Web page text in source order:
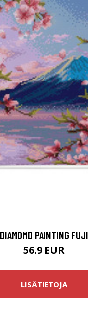
DIAMOMD PAINTING FUJI
56.9 EUR
LISÄTIETOJA